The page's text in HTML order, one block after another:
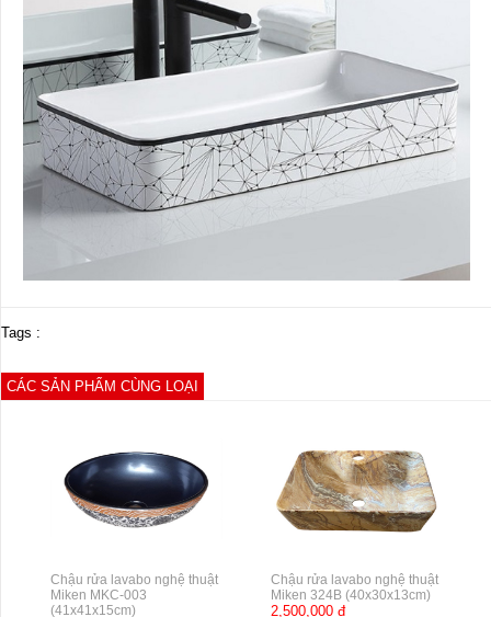
Tags :
CÁC SẢN PHẨM CÙNG LOẠI
Chậu rửa lavabo nghệ thuật
Miken MKC-003
(41x41x15cm)
Chậu rửa lavabo nghệ thuật
Miken 324B (40x30x13cm)
2,500,000 đ